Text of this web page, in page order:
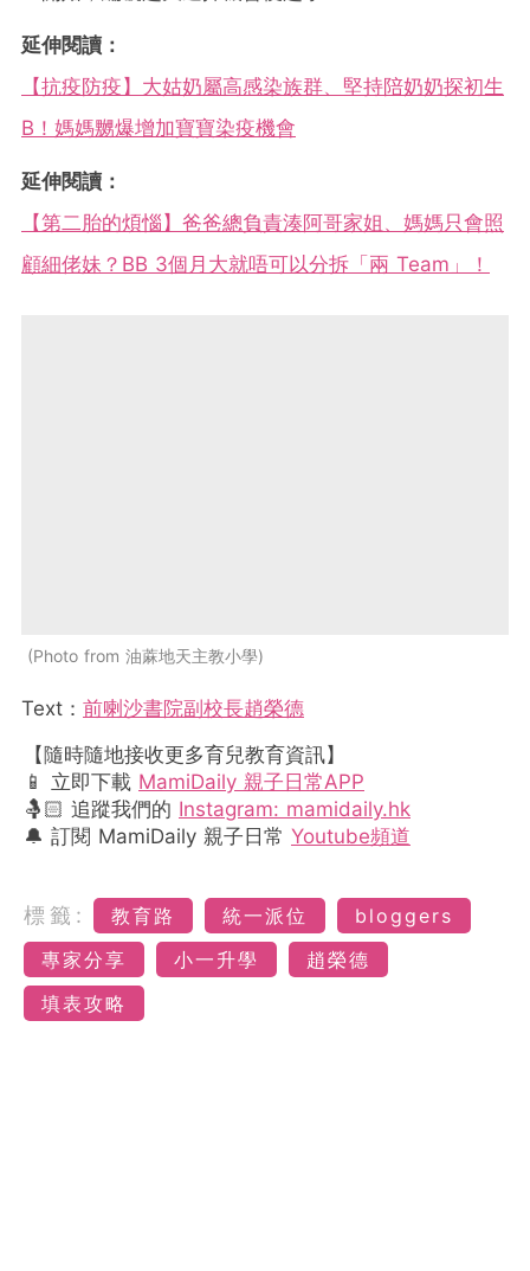
延伸閱讀：
【抗疫防疫】大姑奶屬高感染族群、堅持陪奶奶探初生
B！媽媽嬲爆增加寶寶染疫機會
延伸閱讀：
【第二胎的煩惱】爸爸總負責湊阿哥家姐、媽媽只會照
顧細佬妹？BB 3個月大就唔可以分拆「兩 Team」！
Photo from 油蔴地天主教小學
Text： 前喇沙書院副校長趙榮德
【隨時隨地接收更多育兒教育資訊】
📱 立即下載 MamiDaily 親子日常APP
🤱🏻 追蹤我們的 Instagram: mamidaily.hk
🔔 訂閱 MamiDaily 親子日常 Youtube頻道
標籤: 教育路 統一派位
bloggers
專家分享
小一升學
趙榮德
填表攻略